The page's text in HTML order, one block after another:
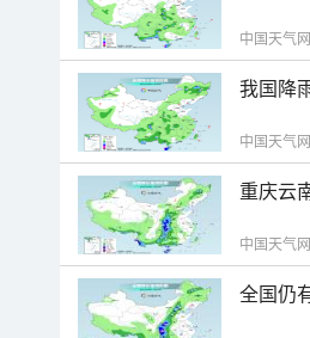
中国天气
我国降
中国天气
重庆云
中国天气
全国仍